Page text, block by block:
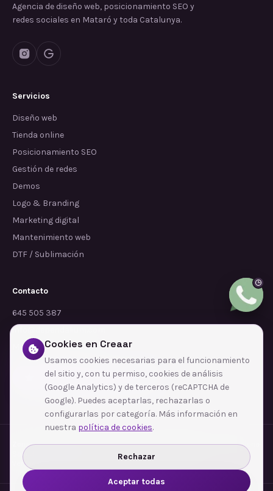
Agencia de diseño web, posicionamiento SEO y
redes sociales en Mataró y toda Catalunya.
Servicios
Diseño web
Tienda online
Posicionamiento SEO
Gestión de redes
Demos
Logo & Branding
Marketing digital
Mantenimiento web
DTF / Sublimación
Contacto
645 505 387
info@dependalium.com
Mataró (Barcelona)
Déjanos tu reseña en Google
Zonas de cobertura·Barcelona·L'Hospitalet de Llobregat·Terrassa·Badalona
Sabadell
Santa Coloma de Gramenet
Ver todas las zonas →
Cookies en Creaar
Usamos cookies necesarias para el funcionamiento
del sitio y, con tu permiso, cookies de análisis
(Google Analytics) y de terceros (reCAPTCHA de
Google). Puedes aceptarlas, rechazarlas o
configurarlas por categoría. Más información en
nuestra política de cookies.
Rechazar
Aceptar todas